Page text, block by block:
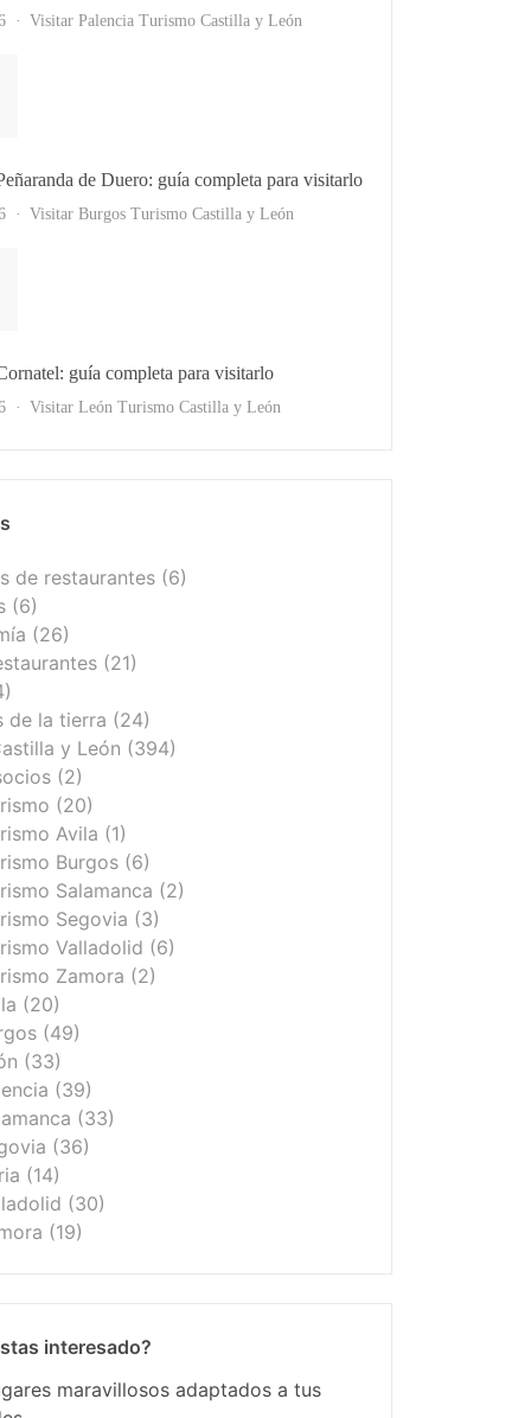
Visitar Palencia Turismo Castilla y León
de Duero: guía completa para visitarlo
Visitar Burgos Turismo Castilla y León
guía completa para visitarlo
Visitar León Turismo Castilla y León
de restaurantes (6)
(6)
(26)
(21)
de la tierra (24)
y León (394)
(2)
(20)
Avila (1)
Burgos (6)
Salamanca (2)
Segovia (3)
Valladolid (6)
Zamora (2)
(20)
(49)
(33)
(39)
(33)
(36)
(14)
(30)
(19)
interesado?
maravillosos adaptados a tus